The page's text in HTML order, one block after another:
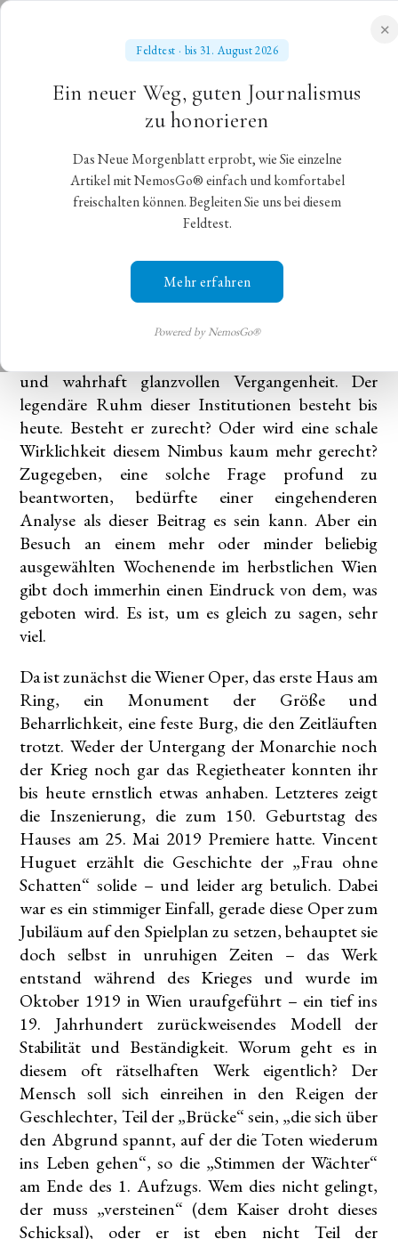
NEUES MORGENBLATT
für gebildete Stände
✕
Feldtest · bis 31. August 2026
Ein neuer Weg, guten Journalismus
zu honorieren
Das Neue Morgenblatt erprobt, wie Sie einzelne
Artikel mit NemosGo® einfach und komfortabel
freischalten können. Begleiten Sie uns bei diesem
Feldtest.
Mehr erfahren
Powered by NemosGo®
Musentempel am Ring
Ein Streifzug durch Wiens Kulturheiligtümer
21. Oktober 2023 Christian Gohlke
das ist die heilige Dreifaltigkeit österreichischer
und wahrhaft glanzvollen Vergangenheit. Der
legendäre Ruhm dieser Institutionen besteht bis
heute. Besteht er zurecht? Oder wird eine schale
Wirklichkeit diesem Nimbus kaum mehr gerecht?
Zugegeben, eine solche Frage profund zu
beantworten, bedürfte einer eingehenderen
Analyse als dieser Beitrag es sein kann. Aber ein
Besuch an einem mehr oder minder beliebig
ausgewählten Wochenende im herbstlichen Wien
gibt doch immerhin einen Eindruck von dem, was
geboten wird. Es ist, um es gleich zu sagen, sehr
viel.
Da ist zunächst die Wiener Oper, das erste Haus am
Ring, ein Monument der Größe und
Beharrlichkeit, eine feste Burg, die den Zeitläuften
trotzt. Weder der Untergang der Monarchie noch
der Krieg noch gar das Regietheater konnten ihr
bis heute ernstlich etwas anhaben. Letzteres zeigt
die Inszenierung, die zum 150. Geburtstag des
Hauses am 25. Mai 2019 Premiere hatte. Vincent
Huguet erzählt die Geschichte der „Frau ohne
Schatten“ solide – und leider arg betulich. Dabei
war es ein stimmiger Einfall, gerade diese Oper zum
Jubiläum auf den Spielplan zu setzen, behauptet sie
doch selbst in unruhigen Zeiten – das Werk
entstand während des Krieges und wurde im
Oktober 1919 in Wien uraufgeführt – ein tief ins
19. Jahrhundert zurückweisendes Modell der
Stabilität und Beständigkeit. Worum geht es in
diesem oft rätselhaften Werk eigentlich? Der
Mensch soll sich einreihen in den Reigen der
Geschlechter, Teil der „Brücke“ sein, „die sich über
den Abgrund spannt, auf der die Toten wiederum
ins Leben gehen“, so die „Stimmen der Wächter“
am Ende des 1. Aufzugs. Wem dies nicht gelingt,
der muss „versteinen“ (dem Kaiser droht dieses
Schicksal), oder er ist eben nicht Teil der